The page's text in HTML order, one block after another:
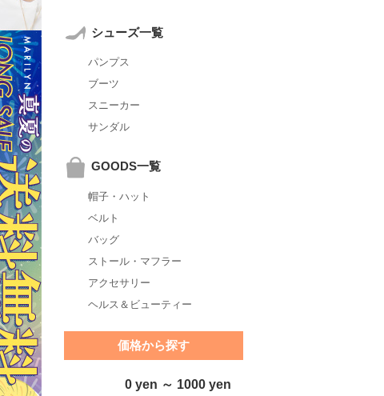
シューズ一覧
パンプス
ブーツ
スニーカー
サンダル
GOODS一覧
帽子・ハット
ベルト
バッグ
ストール・マフラー
アクセサリー
ヘルス＆ビューティー
価格から探す
0 yen ～ 1000 yen